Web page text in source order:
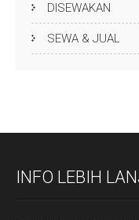
DISEWAKAN
SEWA & JUAL
INFO LEBIH